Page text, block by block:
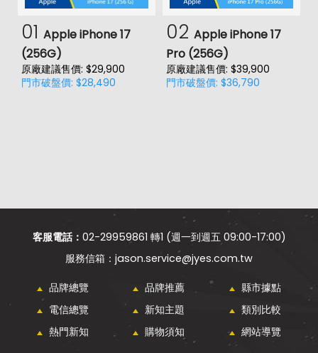
01 Apple iPhone 17
(256G)
原廠建議售價: $29,900
門市破盤價: $28,490
02 Apple iPhone 17
Pro (256G)
原廠建議售價: $39,900
門市破盤價: $36,790
客服電話： 02-29959861 轉1 (週一到週五 09:00-17:00)
jason.service@jyes.com.tw
品牌總覽 品牌推薦
縣市據點
電信總覽
新知主題
類別比較
熱門新知
購物須知 網站導覽